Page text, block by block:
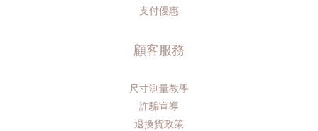
支付優惠
顧客服務
尺寸測量教學
詐騙宣導
退換貨政策